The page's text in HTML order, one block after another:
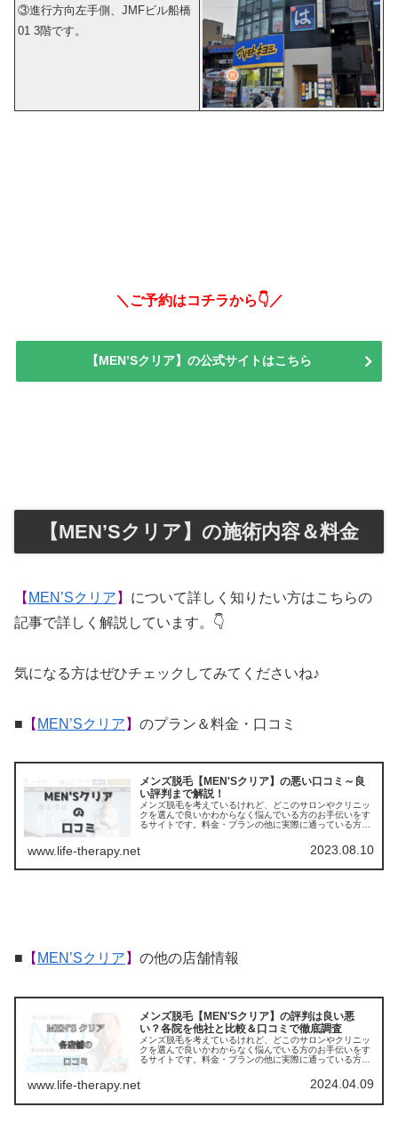
③進行方向左手側、JMFビル船橋
01 3階です。
＼ご予約はコチラから👇／
【MEN’Sクリア】の公式サイトはこちら
【MEN’Sクリア】の施術内容＆料金
【 MEN’Sクリア 】 について詳しく知りたい方はこちらの
記事で詳しく解説しています。👇
気になる方はぜひチェックしてみてくださいね♪
■ 【 MEN’Sクリア 】 のプラン＆料金・口コミ
メンズ脱毛【MEN'Sクリア】の悪い口コミ～良
い評判まで解説！
メンズ脱毛を考えているけれど、どこのサロンやクリニッ
クを選んで良いかわからなく悩んでいる方のお手伝いをす
るサイトです。料金・プランの他に実際に通っている方の
www.life-therapy.net 2023.08.10
■ 【 MEN’Sクリア 】 の他の店舗情報
メンズ脱毛【MEN'Sクリア】の評判は良い悪
い？各院を他社と比較＆口コミで徹底調査
メンズ脱毛を考えているけれど、どこのサロンやクリニッ
クを選んで良いかわからなく悩んでいる方のお手伝いをす
るサイトです。料金・プランの他に実際に通っている方の
www.life-therapy.net 2024.04.09